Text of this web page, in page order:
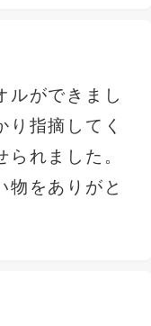
ルができまし
り指摘してく
れました。
物をありがと